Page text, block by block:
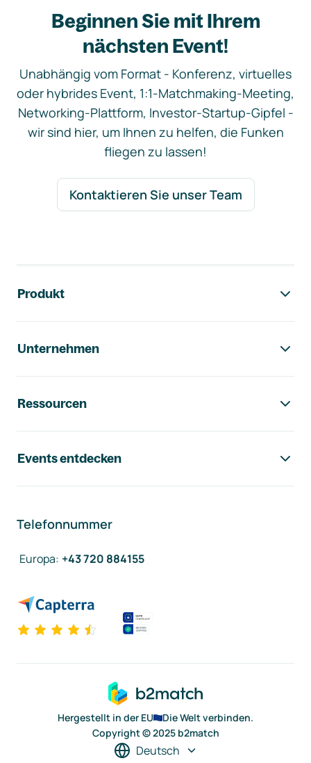
Beginnen Sie mit Ihrem
nächsten Event!
Unabhängig vom Format - Konferenz, virtuelles
oder hybrides Event, 1:1-Matchmaking-Meeting,
Networking-Plattform, Investor-Startup-Gipfel -
wir sind hier, um Ihnen zu helfen, die Funken
fliegen zu lassen!
Kontaktieren Sie unser Team
Produkt
Unternehmen
Ressourcen
Events entdecken
Telefonnummer
Europa: +43 720 884155
Hergestellt in der EU
Die Welt verbinden.
Copyright © 2025 b2match
Deutsch